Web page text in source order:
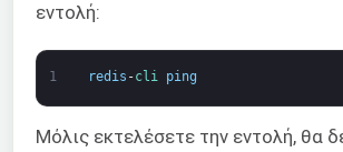
εντολή:
1 redis -cli ping
Μόλις εκτελέσετε την εντολή, θα